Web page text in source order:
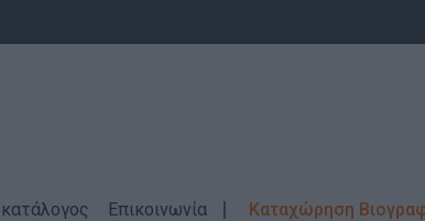
Επικοινωνία Καταχώρηση